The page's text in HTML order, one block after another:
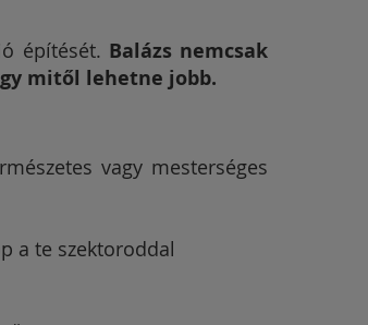
építését. Balázs nemcsak
mitől lehetne jobb.
vagy mesterséges
a te szektoroddal